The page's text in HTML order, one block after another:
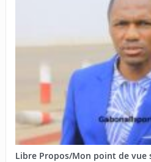
Libre Propos/Mon point de vue